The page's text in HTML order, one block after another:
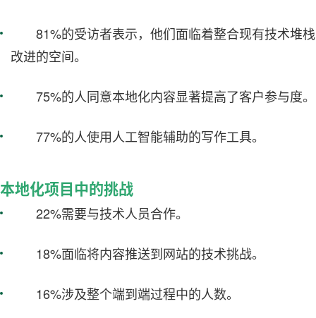
81%的受访者表示，他们面临着整合现有技术堆
改进的空间。
75%的人同意本地化内容显著提高了客户参与度。
77%的人使用人工智能辅助的写作工具。
本地化项目中的挑战
22%需要与技术人员合作。
18%面临将内容推送到网站的技术挑战。
16%涉及整个端到端过程中的人数。